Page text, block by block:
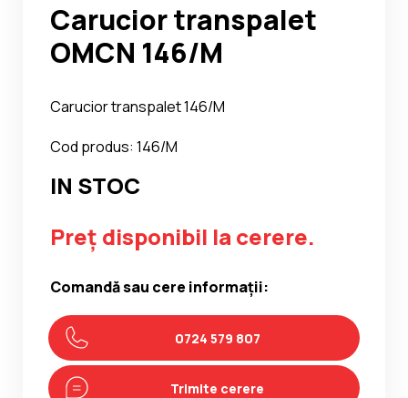
Carucior transpalet
OMCN 146/M
Carucior transpalet 146/M
Cod produs: 146/M
IN STOC
Preț disponibil la cerere.
Comandă sau cere informații:
0724 579 807
Trimite cerere